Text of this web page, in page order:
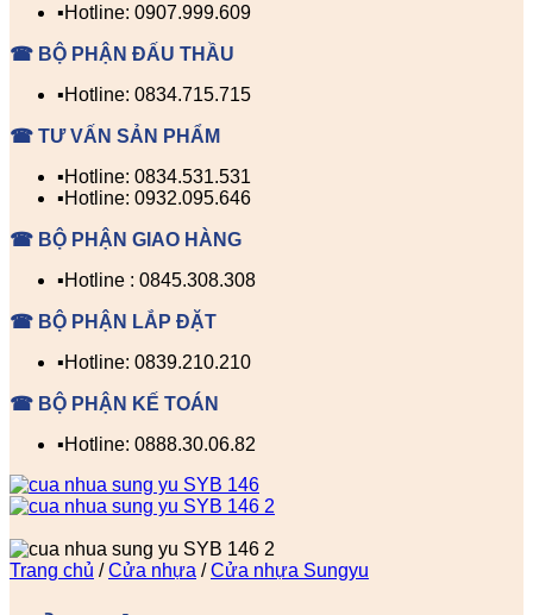
▪️Hotline: 0907.999.609
☎ BỘ PHẬN ĐẤU THẦU
▪️Hotline: 0834.715.715
☎ TƯ VẤN SẢN PHẨM
▪️Hotline: 0834.531.531
▪️Hotline: 0932.095.646
☎ BỘ PHẬN GIAO HÀNG
▪️Hotline : 0845.308.308
☎ BỘ PHẬN LẮP ĐẶT
▪️Hotline: 0839.210.210
☎ BỘ PHẬN KẾ TOÁN
▪️Hotline: 0888.30.06.82
Trang chủ / Cửa nhựa / Cửa nhựa Sungyu